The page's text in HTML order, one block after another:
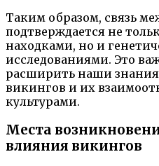
Таким образом, связь
подтверждается не
находками, но и
исследованиями. Это
расширить наши
викингов и их
культурами.
Места
влияния викингов